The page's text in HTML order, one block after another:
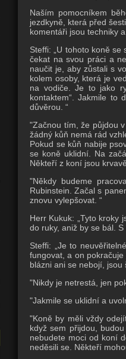
Naším pomocníkem
jezdkyně, která před
komentáři jsou techniky
Steffi: „U tohoto koně
čekat na svou práci a
naučit je, aby zůstali s
kolem osoby, která je
na vodiče. Je to jako
kontaktem“. Jakmile
důvěrou. “
"Začnou tím, že půjdou
žádný kůň nemá rád
Pokud se kůň nabije
se koně uklidní. Na
Někteří z koní jsou
"Někdy budeme
Rubinstein.Začal s
znovu vylepšovat. “
Herr Kukuk: „Tyto kroky
do ruky, aniž by se bál. S
Steffi: „Je to
fungovat, a on
blázni ani se nebojí, jsou
"Nikdy je netrestá, jen
"Jakmile se uklidní a
"Koně by měli vždy
když sem přijdou,
nebudete moci od koní
neděsili se. Někteří